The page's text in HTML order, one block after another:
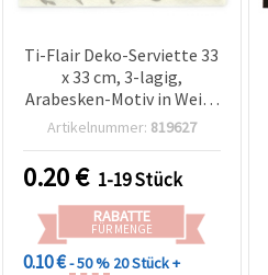
Ti-Flair Deko-Serviette 33
x 33 cm, 3-lagig,
Arabesken-Motiv in Weiß,
silberfarben-weiß – 1
Serviettentechnik
Artikelnummer: 819627
0.20€ 1-19 Stück
RABATTE
FÜR MENGE
0.10 €- 50 % 20 Stück +